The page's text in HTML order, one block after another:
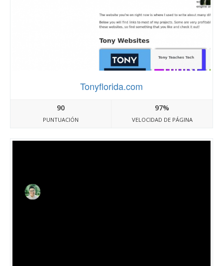
Tonyflorida.com
90
PUNTUACIÓN
97%
VELOCIDAD DE PÁGINA